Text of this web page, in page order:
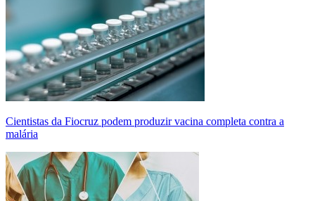
Cientistas da Fiocruz podem produzir vacina completa contra a
malária